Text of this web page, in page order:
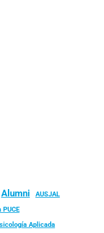
Alumni
AUSJAL
Aplicada